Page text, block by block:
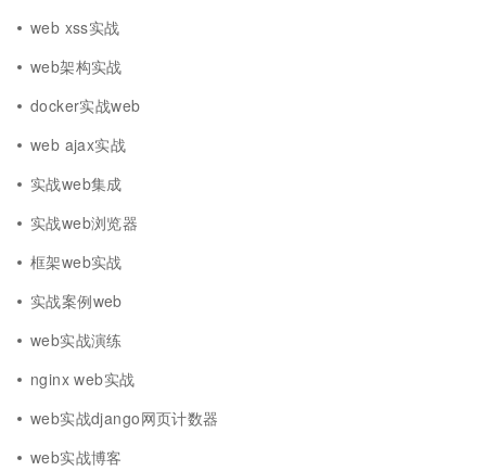
web xss实战
web架构实战
docker实战web
web ajax实战
实战web集成
实战web浏览器
框架web实战
实战案例web
web实战演练
nginx web实战
web实战django网页计数器
web实战博客